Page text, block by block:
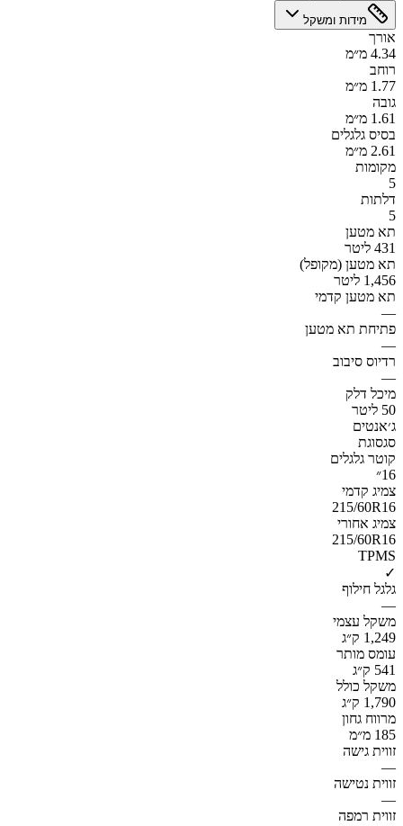
מידות ומשקל
אורך
4.34 מ״מ
רוחב
1.77 מ״מ
גובה
1.61 מ״מ
בסיס גלגלים
2.61 מ״מ
מקומות
5
דלתות
5
תא מטען
431 ליטר
תא מטען (מקופל)
1,456 ליטר
תא מטען קדמי
—
פתיחת תא מטען
—
רדיוס סיבוב
—
מיכל דלק
50 ליטר
ג׳אנטים
סגסוגת
קוטר גלגלים
16״
צמיג קדמי
215/60R16
צמיג אחורי
215/60R16
TPMS
✓
גלגל חילוף
—
משקל עצמי
1,249 ק״ג
עומס מותר
541 ק״ג
משקל כולל
1,790 ק״ג
מרווח גחון
185 מ״מ
זווית גישה
—
זווית נטישה
—
זווית רמפה